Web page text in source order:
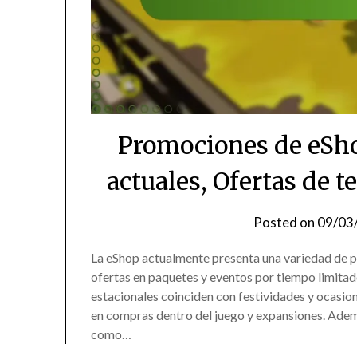
Promociones de
actuales, Ofertas de
Posted on 09/
La eShop actualmente presenta una variedad
ofertas en paquetes y eventos por tiempo
estacionales coinciden con festividades y
en compras dentro del juego y expansiones.
como…